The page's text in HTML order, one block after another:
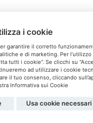
Relais
San Michele, 60 S.
60037 - Cell. 340
Privacy
i cookie
garantire il corretto
e di marketing. Per
tutti i cookie”. Se clicchi su
ad utilizzare i cookie
il tuo consenso, cliccando
Informativa sui Cookie
Usa cookie necessari